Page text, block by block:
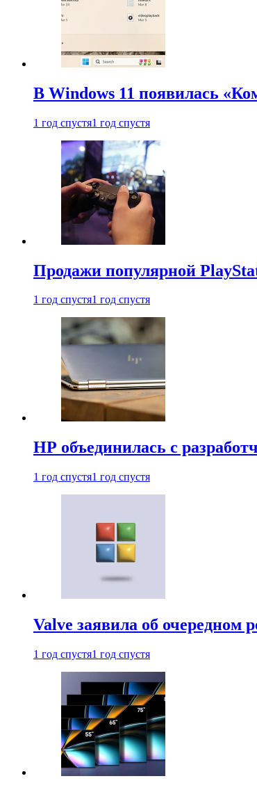
В Windows 11 появилась
1 год спустя1 год спустя
Продажи популярной
1 год спустя1 год спустя
HP объединилась с
1 год спустя1 год спустя
Valve заявила об очередном
1 год спустя1 год спустя